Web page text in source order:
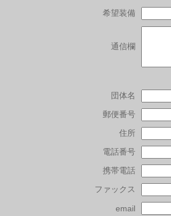
希望装備
通信欄
団体名
郵便番号
住所
電話番号
携帯電話
ファックス
email